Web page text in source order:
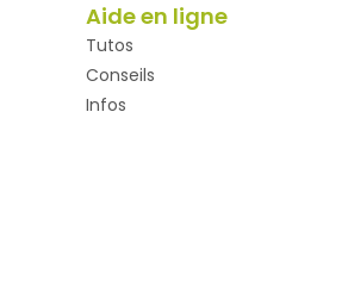
Aide en ligne
Tutos
Conseils
Infos